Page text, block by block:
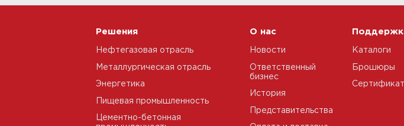
Решения
Нефтегазовая отрасль
Металлургическая отрасль
Энергетика
Пищевая промышленность
Цементно-бетонная
О нас
Новости
Ответственный
бизнес
История
Представительства
Каталоги
Брошюры